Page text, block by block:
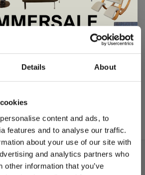
Details About
content and ads, to
features and to analyse our traffic.
about your use of our site with
and analytics partners who
other information that you’ve
Andersen T-1
€2.190,00
Sale bij Snip Wonen+ is
gestart!
te schaffen met aantrekkelijke kortingen.
vind je een uitgebreide selectie
gerenommeerde Nederlandse en Europese
showroommodellen vanHarvink,
,Sculptures JeuxenArtisanzijn nu extra
Profiteer van unieke aanbiedingen zolang